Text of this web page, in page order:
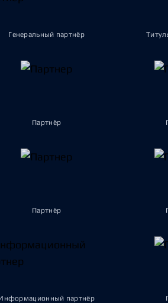
Генеральный партнёр
Партнёр
Партнёр
партнёр